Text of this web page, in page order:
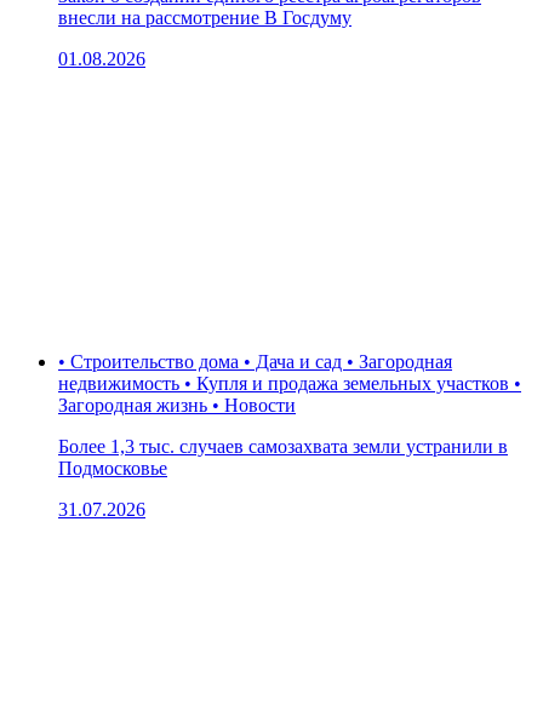
внесли на рассмотрение В Госдуму
01.08.2026
• Строительство дома • Дача и сад • Загородная
недвижимость • Купля и продажа земельных участков •
Загородная жизнь • Новости
Более 1,3 тыс. случаев самозахвата земли устранили в
Подмосковье
31.07.2026